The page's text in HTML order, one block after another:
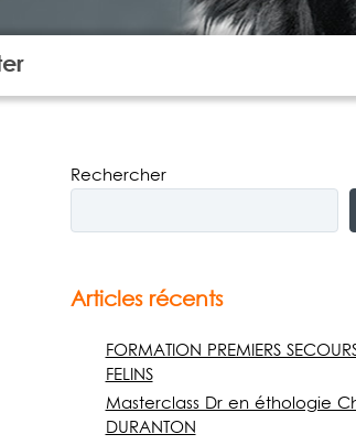
Rechercher
Articles récents
FORMATION PREMIERS
FELINS
Masterclass Dr en éthologie
DURANTON